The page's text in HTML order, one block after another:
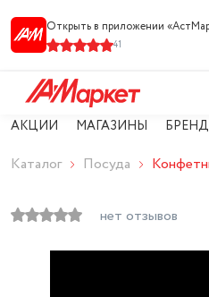
Открыть в приложении
41
АКЦИИ МАГАЗИНЫ
Каталог Посуда
нет отзывов